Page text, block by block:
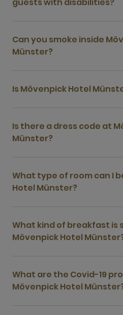
Can you smoke inside
Münster?
Is Mövenpick Hotel
Is there a dress code at
Münster?
What type of room can I
Hotel Münster?
What kind of breakfast is
Mövenpick Hotel
What are the Covid-19
Mövenpick Hotel